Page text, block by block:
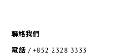
聯絡我們
電話 / +852 2328 3333